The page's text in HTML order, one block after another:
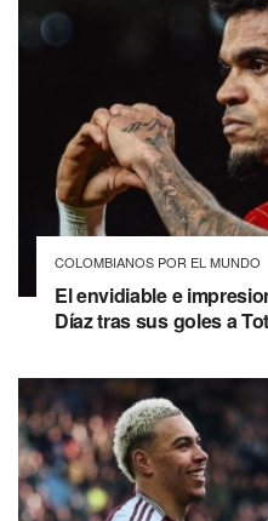
COLOMBIANOS POR EL MUNDO
El envidiable e
Díaz tras sus goles a